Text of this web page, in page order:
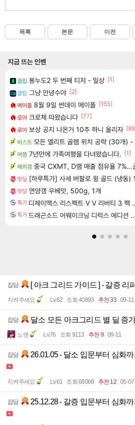
목록 본문 이전
지금 뜨는 인벤
클립 봉누도2 두 번째 티저 - 일상 [1]
클립 그냥 안녕수야 [2]
메이플 8월 9일 썬데이 메이플 [155]
로아 크로체 따왔습니다 [77]
로아 보상 공지 나온거 10추 하니 올리자
비스트 모든 엘리트 골렘 위치 공략 (30개) -
여행 7년만에 가족여행을 다녀왔습니다. [1]
해외겜 중국 CXMT, D램 매출 점유율 7%…
핫딜 [하루특가] 사세 버팔로 윙 골드 (냉동)
핫딜 연양갱 우베맛, 500g, 1개
특가 디제이맥스 리스펙트 V
특가 드래곤소드 어웨이크닝 디럭스 에디션
잡담 [ 아크 그리드 가이드 ] - 갈증 리
지켜주세요 Lv.62 조회 40893 추천 33 09-11
잡담 달소 모든 아크그리드 별 딜 증
노덴 Lv.76 조회 9113 추천 9 09-11
잡담 26.01.05 - 달소 입문부터 심화
지켜주세요 Lv.61 조회 68068 추천 12 05-07
잡담 25.12.28 - 갈증 입문부터 심화